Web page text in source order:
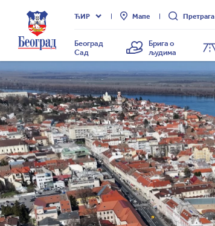
Град
Београд
ЋИР Мапе Претрага
Београд
Сад
Брига о
људима